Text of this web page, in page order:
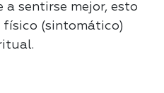
sentirse mejor, esto
(sintomático)